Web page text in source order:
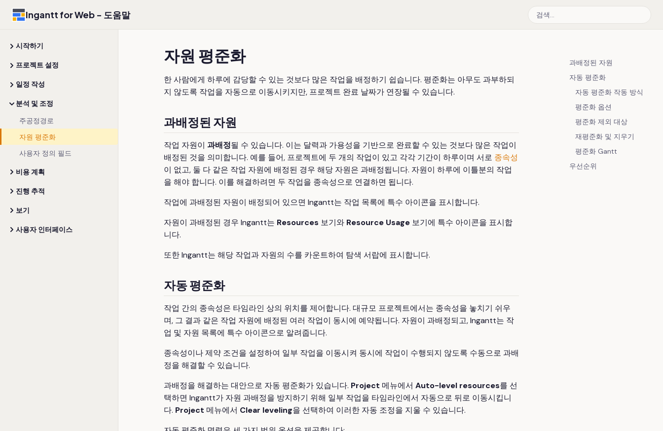
Ingantt for Web - 도움말
시작하기
프로젝트 설정
일정 작성
분석 및 조정
주공정경로
자원 평준화
사용자 정의 필드
비용 계획
진행 추적
보기
사용자 인터페이스
자원 평준화
한 사람에게 하루에 감당할 수 있는 것보다 많은 작업을 배정하기 쉽습니다. 평준화는 아무도 과부하되
지 않도록 작업을 자동으로 이동시키지만, 프로젝트 완료 날짜가 연장될 수 있습니다.
과배정된 자원
작업 자원이 과배정될 수 있습니다. 이는 달력과 가용성을 기반으로 완료할 수 있는 것보다 많은 작업이
배정된 것을 의미합니다. 예를 들어, 프로젝트에 두 개의 작업이 있고 각각 기간이 하루이며 서로 종속성
이 없고, 둘 다 같은 작업 자원에 배정된 경우 해당 자원은 과배정됩니다. 자원이 하루에 이틀분의 작업
을 해야 합니다. 이를 해결하려면 두 작업을 종속성으로 연결하면 됩니다.
작업에 과배정된 자원이 배정되어 있으면 Ingantt는 작업 목록에 특수 아이콘을 표시합니다.
자원이 과배정된 경우 Ingantt는 Resources 보기와 Resource Usage 보기에 특수 아이콘을 표시합
니다.
또한 Ingantt는 해당 작업과 자원의 수를 카운트하여 탐색 서랍에 표시합니다.
자동 평준화
작업 간의 종속성은 타임라인 상의 위치를 제어합니다. 대규모 프로젝트에서는 종속성을 놓치기 쉬우
며, 그 결과 같은 작업 자원에 배정된 여러 작업이 동시에 예약됩니다. 자원이 과배정되고, Ingantt는 작
업 및 자원 목록에 특수 아이콘으로 알려줍니다.
종속성이나 제약 조건을 설정하여 일부 작업을 이동시켜 동시에 작업이 수행되지 않도록 수동으로 과배
정을 해결할 수 있습니다.
과배정을 해결하는 대안으로 자동 평준화가 있습니다. Project 메뉴에서 Auto-level resources를 선
택하면 Ingantt가 자원 과배정을 방지하기 위해 일부 작업을 타임라인에서 자동으로 뒤로 이동시킵니
다. Project 메뉴에서 Clear leveling을 선택하여 이러한 자동 조정을 지울 수 있습니다.
과배정된 자원
자동 평준화
자동 평준화 작동 방식
평준화 옵션
평준화 제외 대상
재평준화 및 지우기
평준화 Gantt
우선순위